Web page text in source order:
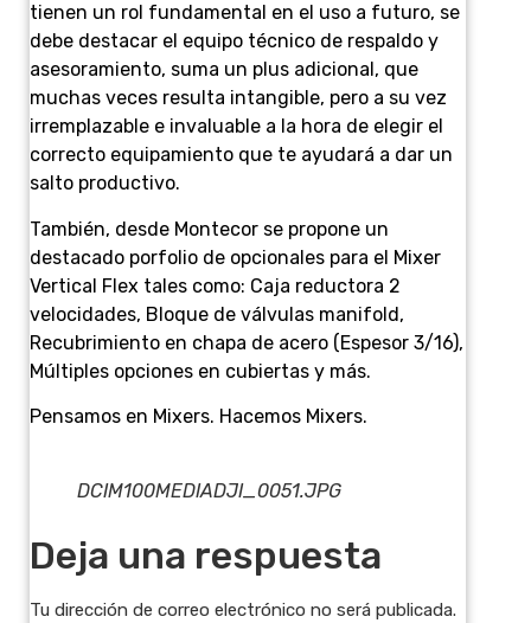
tienen un rol fundamental en el uso a futuro, se
debe destacar el equipo técnico de respaldo y
asesoramiento, suma un plus adicional, que
muchas veces resulta intangible, pero a su vez
irremplazable e invaluable a la hora de elegir el
correcto equipamiento que te ayudará a dar un
salto productivo.
También, desde Montecor se propone un
destacado porfolio de opcionales para el Mixer
Vertical Flex tales como: Caja reductora 2
velocidades, Bloque de válvulas manifold,
Recubrimiento en chapa de acero (Espesor 3/16),
Múltiples opciones en cubiertas y más.
Pensamos en Mixers. Hacemos Mixers.
DCIM100MEDIADJI_0051.JPG
Deja una respuesta
Tu dirección de correo electrónico no será publicada.